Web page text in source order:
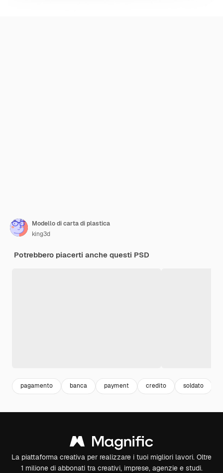
Modello di carta di plastica
king3d
Potrebbero piacerti anche questi PSD
pagamento banca payment credito soldato
La piattaforma creativa per realizzare i tuoi migliori lavori. Oltre
1 milione di abbonati tra creativi, imprese, agenzie e studi.